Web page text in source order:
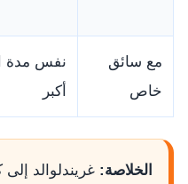
مع سائق
خاص
نفس مدة
أكبر
الخلاصة: غريندلوالد